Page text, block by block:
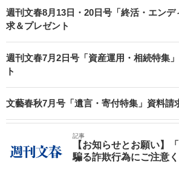
週刊文春8月13日・20日号「終活・エン
求＆プレゼント
週刊文春7月2日号「資産運用・相続特集
ト
文藝春秋7月号「遺言・寄付特集」資料請
記事
【お知らせとお願い】
騙る詐欺行為にご注意